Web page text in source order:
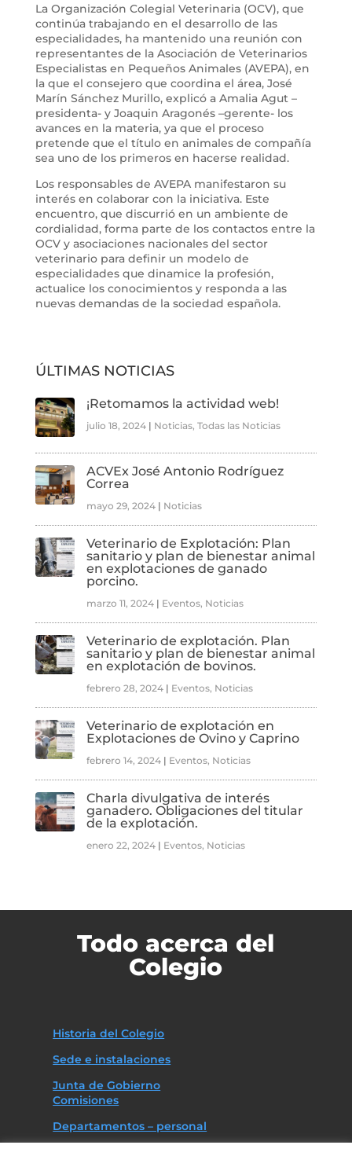
La Organización Colegial Veterinaria (OCV), que
continúa trabajando en el desarrollo de las
especialidades, ha mantenido una reunión con
representantes de la Asociación de Veterinarios
Especialistas en Pequeños Animales (AVEPA), en
la que el consejero que coordina el área, José
Marín Sánchez Murillo, explicó a Amalia Agut –
presidenta- y Joaquin Aragonés –gerente- los
avances en la materia, ya que el proceso
pretende que el título en animales de compañía
sea uno de los primeros en hacerse realidad.
Los responsables de AVEPA manifestaron su
interés en colaborar con la iniciativa. Este
encuentro, que discurrió en un ambiente de
cordialidad, forma parte de los contactos entre la
OCV y asociaciones nacionales del sector
veterinario para definir un modelo de
especialidades que dinamice la profesión,
actualice los conocimientos y responda a las
nuevas demandas de la sociedad española.
ÚLTIMAS NOTICIAS
¡Retomamos la actividad web!
julio 18, 2024| Noticias, Todas las Noticias
ACVEx José Antonio Rodríguez
Correa
mayo 29, 2024| Noticias
Veterinario de Explotación: Plan
sanitario y plan de bienestar animal
en explotaciones de ganado
porcino.
marzo 11, 2024| Eventos, Noticias
Veterinario de explotación. Plan
sanitario y plan de bienestar animal
en explotación de bovinos.
febrero 28, 2024| Eventos, Noticias
Veterinario de explotación en
Explotaciones de Ovino y Caprino
febrero 14, 2024| Eventos, Noticias
Charla divulgativa de interés
ganadero. Obligaciones del titular
de la explotación.
enero 22, 2024| Eventos, Noticias
Todo acerca del
Colegio
Historia del Colegio
Sede e instalaciones
Junta de Gobierno
Comisiones
Departamentos – personal